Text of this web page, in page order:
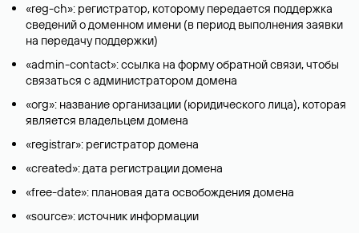
«reg-ch»: регистратор, которому передается поддержка
сведений о доменном имени (в период выполнения заявки
на передачу поддержки)
«admin-contact»: ссылка на форму обратной связи, чтобы
связаться с администратором домена
«org»: название организации (юридического лица), которая
является владельцем домена
«registrar»: регистратор домена
«created»: дата регистрации домена
«free-date»: плановая дата освобождения домена
«source»: источник информации